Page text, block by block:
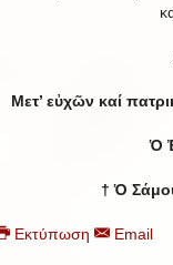
Μετ’ εὐχῶν καί
Ὁ
† Ὁ
Εκτύπωση Email